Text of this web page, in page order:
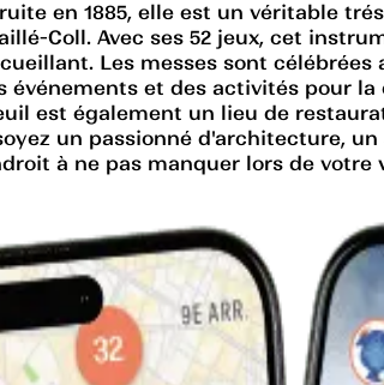
en 1885, elle est un véritable
Coll. Avec ses 52 jeux, cet
Les messes sont
événements et des activités pour
est également un lieu de
un passionné d'architecture,
à ne pas manquer lors de votre